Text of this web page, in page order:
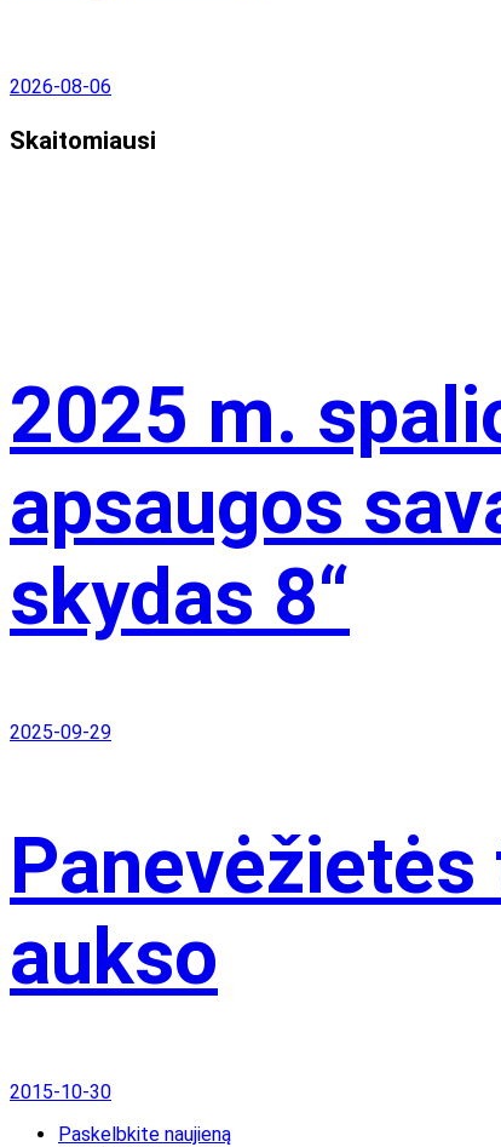
2026-08-06
Skaitomiausi
2025 m.
apsaugos
skydas 8“
2025-09-29
aukso
2015-10-30
Paskelbkite naujieną